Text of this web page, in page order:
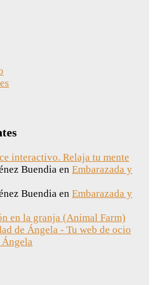
interactivo. Relaja tu mente
Buendia en Embarazada y
Buendia en Embarazada y
en la granja (Animal Farm)
de Ángela - Tu web de ocio